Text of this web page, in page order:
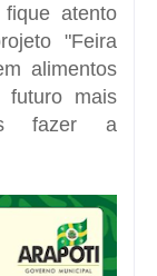
atento
"Feira
alimentos
futuro mais
fazer a